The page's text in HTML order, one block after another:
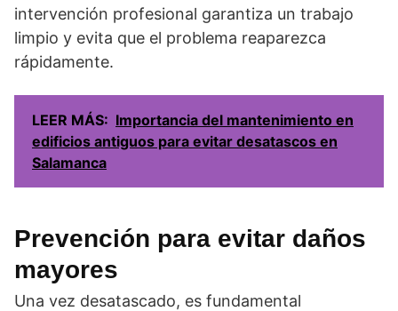
intervención profesional garantiza un trabajo
limpio y evita que el problema reaparezca
rápidamente.
LEER MÁS: Importancia del mantenimiento en
edificios antiguos para evitar desatascos en
Salamanca
Prevención para evitar daños
mayores
Una vez desatascado, es fundamental